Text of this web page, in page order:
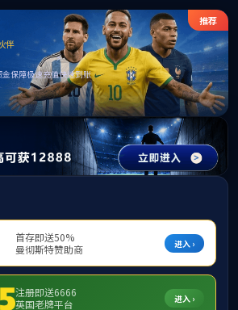
萄网(中国)有限公司
问地址无效，缺少模板参数！
首页 关闭此页